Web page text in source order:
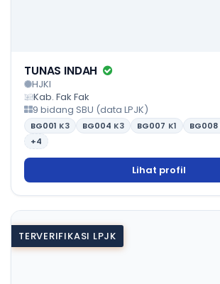
TUNAS INDAH
HJKI
Kab. Fak Fak
9 bidang SBU (data LPJK)
BG001 K3 BG004 K3 BG007 K1 BG008
+4
Lihat profil
TERVERIFIKASI LPJK